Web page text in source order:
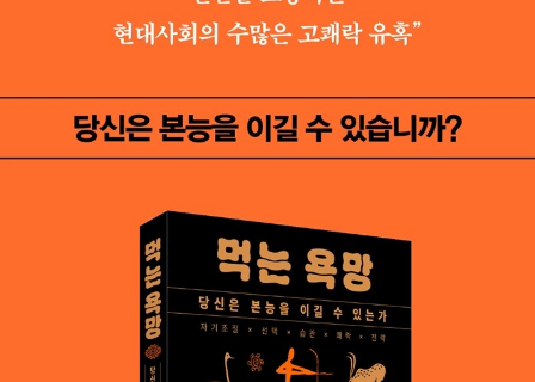
N <어쩌다 어른>, <유 퀴즈 온 더 블록> 등에 출연하였다.